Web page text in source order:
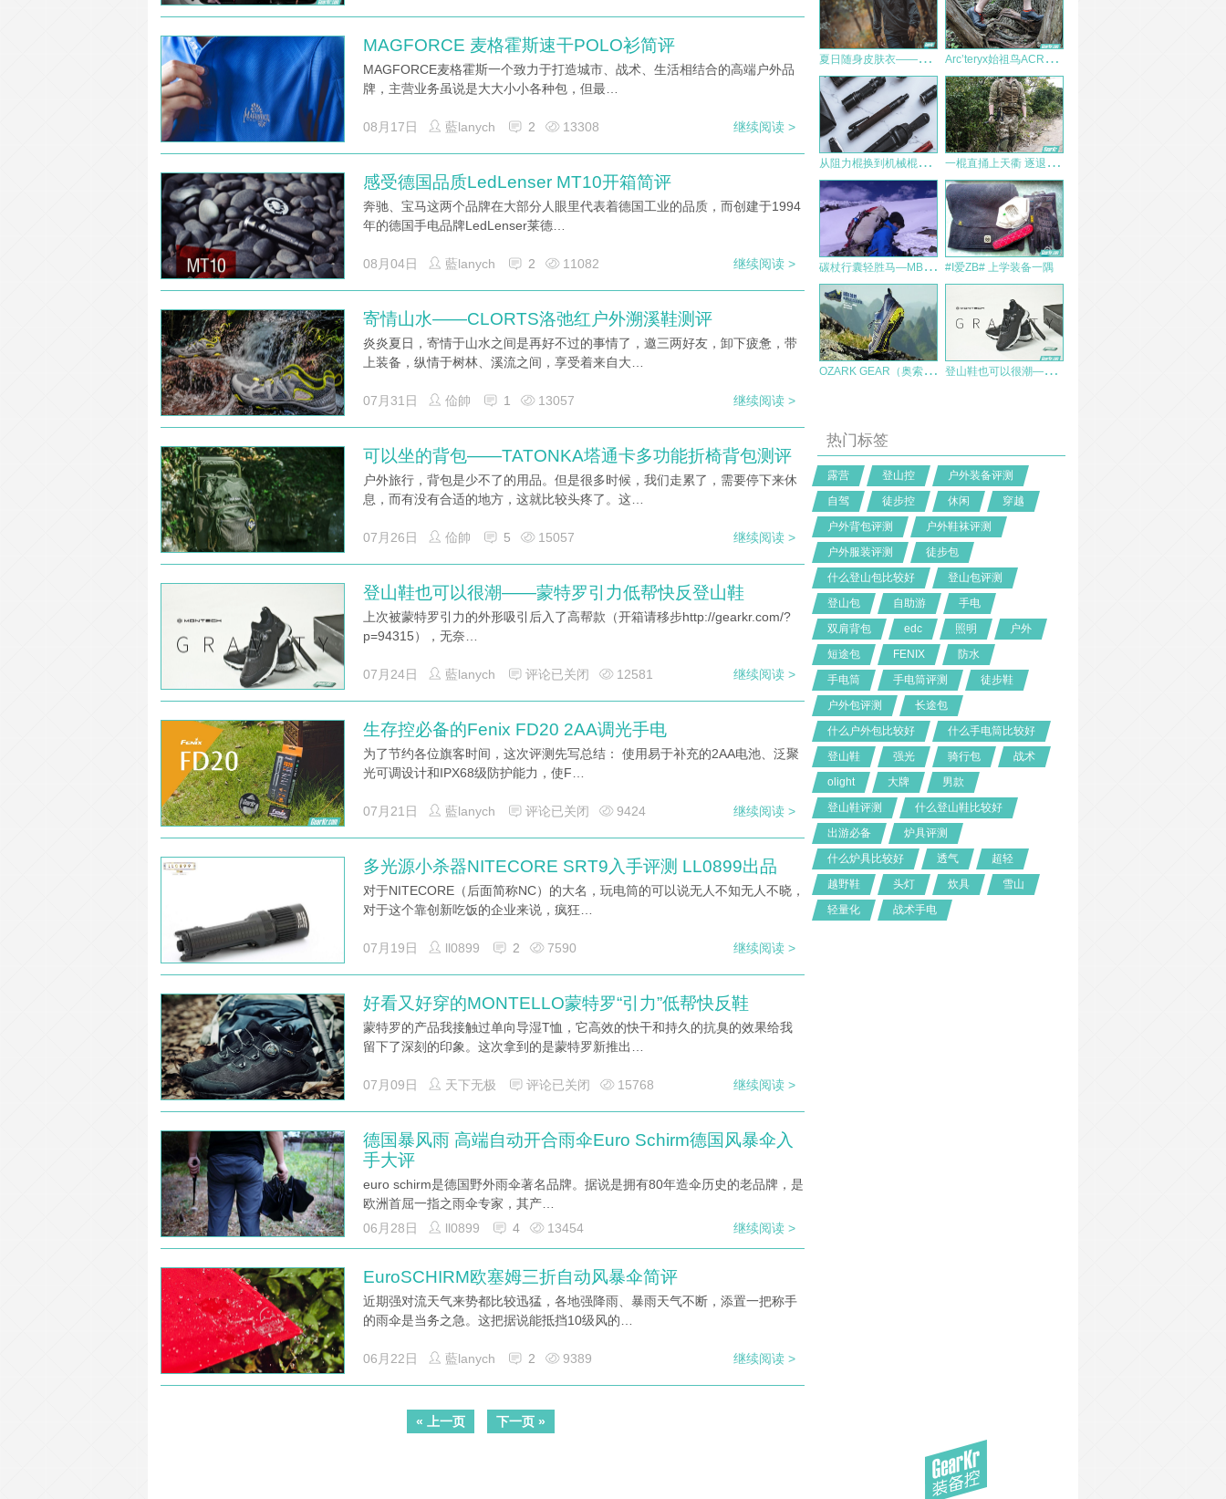
MAGFORCE 麦格霍斯速干POLO衫简评
MAGFORCE麦格霍斯一个致力于打造城市、战术、生活相结合的高端户外品
牌，主营业务虽说是大大小小各种包，但最…
08月17日 藍lanych 2 13308 继续阅读 >
感受德国品质LedLenser MT10开箱简评
奔驰、宝马这两个品牌在大部分人眼里代表着德国工业的品质，而创建于1994
年的德国手电品牌LedLenser莱德…
08月04日 藍lanych 2 11082 继续阅读 >
寄情山水——CLORTS洛弛红户外溯溪鞋测评
炎炎夏日，寄情于山水之间是再好不过的事情了，邀三两好友，卸下疲惫，带
上装备，纵情于树林、溪流之间，享受着来自大…
07月31日 佡帥 1 13057 继续阅读 >
可以坐的背包——TATONKA塔通卡多功能折椅背包测评
户外旅行，背包是少不了的用品。但是很多时候，我们走累了，需要停下来休
息，而有没有合适的地方，这就比较头疼了。这…
07月26日 佡帥 5 15057 继续阅读 >
登山鞋也可以很潮——蒙特罗引力低帮快反登山鞋
上次被蒙特罗引力的外形吸引后入了高帮款（开箱请移步http://gearkr.com/?
p=94315），无奈…
07月24日 藍lanych 评论已关闭 12581 继续阅读 >
生存控必备的Fenix FD20 2AA调光手电
为了节约各位旗客时间，这次评测先写总结： 使用易于补充的2AA电池、泛聚
光可调设计和IPX68级防护能力，使F…
07月21日 藍lanych 评论已关闭 9424 继续阅读 >
多光源小杀器NITECORE SRT9入手评测 LL0899出品
对于NITECORE（后面简称NC）的大名，玩电筒的可以说无人不知无人不晓，
对于这个靠创新吃饭的企业来说，疯狂…
07月19日 ll0899 2 7590 继续阅读 >
好看又好穿的MONTELLO蒙特罗“引力”低帮快反鞋
蒙特罗的产品我接触过单向导湿T恤，它高效的快干和持久的抗臭的效果给我
留下了深刻的印象。这次拿到的是蒙特罗新推出…
07月09日 天下无极 评论已关闭 15768 继续阅读 >
德国暴风雨 高端自动开合雨伞Euro Schirm德国风暴伞入
手大评
euro schirm是德国野外雨伞著名品牌。据说是拥有80年造伞历史的老品牌，是
欧洲首屈一指之雨伞专家，其产…
06月28日
ll0899 4 13454 继续阅读 >
EuroSCHIRM欧塞姆三折自动风暴伞简评
近期强对流天气来势都比较迅猛，各地强降雨、暴雨天气不断，添置一把称手
的雨伞是当务之急。这把据说能抵挡10级风的…
06月22日 藍lanych 2 9389 继续阅读 >
« 上一页 下一页 »
夏
日随身皮肤衣——赫利肯追风者皮肤风衣使用评测 A
rc’teryx始祖鸟ACRUX FL徒步鞋测评
从
阻力棍换到机械棍，聊聊弘安保罗刺客版机械特工 一
棍直捅上天衢 逐退群星与残月 保罗重型机械甩棍上手初体验
碳
杖行囊轻胜马—MBC碳纤维登山杖体验报告 #I爱ZB# 上学装备一隅
O
ZARK GEAR（奥索卡）轻型徒步鞋测评 登
山鞋也可以很潮——蒙特罗引力低帮快反登山鞋
热门标签
露营 登山控
户外装备评测
自驾
徒步控 休闲
穿越
户外背包评测
户外鞋袜评测
户外服装评测
徒步包
什么登山包比较好
登山包评测
登山包
自助游
手电
双肩背包
edc 照明
户外
短途包
FENIX
防水
手电筒
手电筒评测
徒步鞋
户外包评测
长途包
什么户外包比较好
什么手电筒比较好
登山鞋
强光 骑行包
战术
olight
大牌
男款
登山鞋评测
什么登山鞋比较好
出游必备
炉具评测
什么炉具比较好
透气
超轻
越野鞋
头灯 炊具
雪山
轻量化
战术手电